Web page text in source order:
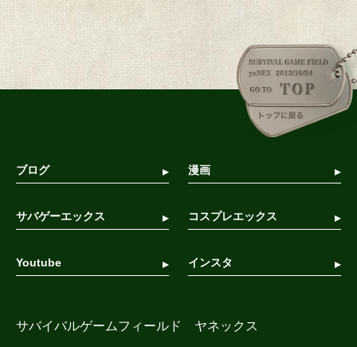
サバイバルゲームフィールド ヤネックス
ブログ 漫画
サバゲーエックス コスプレエックス
Youtube インスタ